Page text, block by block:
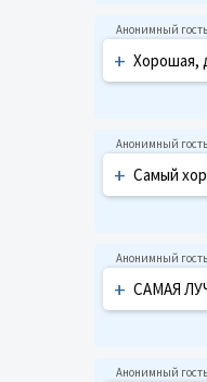
+ Хорошая,
+ Самый
+ САМАЯ